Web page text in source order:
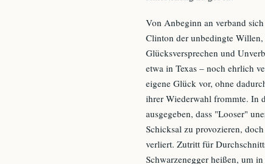
Von Anbeginn an verband
Clinton der unbedingte
Glücksversprechen und
etwa in Texas – noch ehrlich
eigene Glück vor, ohne
ihrer Wiederwahl frommte. In
ausgegeben, dass "Looser"
Schicksal zu provozieren,
verliert. Zutritt für
Schwarzenegger heißen, um